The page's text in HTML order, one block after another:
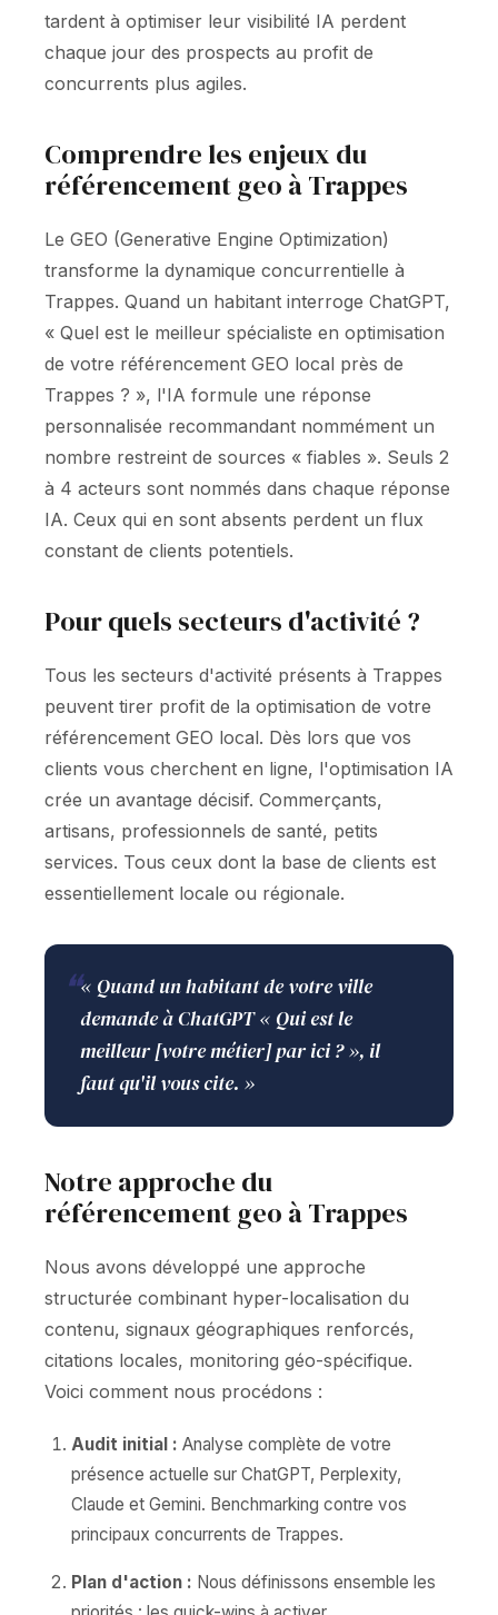
tardent à optimiser leur visibilité IA perdent
chaque jour des prospects au profit de
concurrents plus agiles.
Comprendre les enjeux du
référencement geo à Trappes
Le GEO (Generative Engine Optimization)
transforme la dynamique concurrentielle à
Trappes. Quand un habitant interroge ChatGPT,
« Quel est le meilleur spécialiste en optimisation
de votre référencement GEO local près de
Trappes ? », l'IA formule une réponse
personnalisée recommandant nommément un
nombre restreint de sources « fiables ». Seuls 2
à 4 acteurs sont nommés dans chaque réponse
IA. Ceux qui en sont absents perdent un flux
constant de clients potentiels.
Pour quels secteurs d'activité ?
Tous les secteurs d'activité présents à Trappes
peuvent tirer profit de la optimisation de votre
référencement GEO local. Dès lors que vos
clients vous cherchent en ligne, l'optimisation IA
crée un avantage décisif. Commerçants,
artisans, professionnels de santé, petits
services. Tous ceux dont la base de clients est
essentiellement locale ou régionale.
❝« Quand un habitant de votre ville
demande à ChatGPT « Qui est le
meilleur [votre métier] par ici ? », il
faut qu'il vous cite. »
Notre approche du
référencement geo à Trappes
Nous avons développé une approche
structurée combinant hyper-localisation du
contenu, signaux géographiques renforcés,
citations locales, monitoring géo-spécifique.
Voici comment nous procédons :
Audit initial : Analyse complète de votre
présence actuelle sur ChatGPT, Perplexity,
Claude et Gemini. Benchmarking contre vos
principaux concurrents de Trappes.
Plan d'action : Nous définissons ensemble les